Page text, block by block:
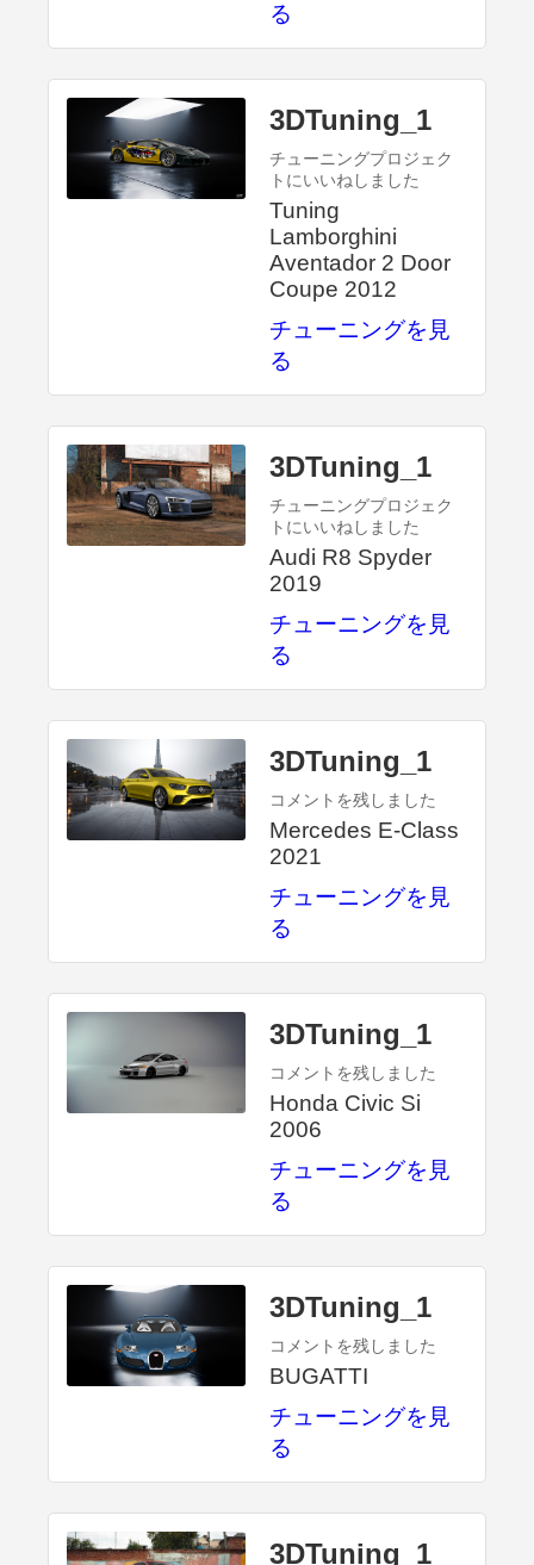
る
3DTuning_1
チューニングプロジェク
トにいいねしました
Tuning
Lamborghini
Aventador 2 Door
Coupe 2012
チューニングを見
る
3DTuning_1
チューニングプロジェク
トにいいねしました
Audi R8 Spyder
2019
チューニングを見
る
3DTuning_1
コメントを残しました
Mercedes E-Class
2021
チューニングを見
る
3DTuning_1
コメントを残しました
Honda Civic Si
2006
チューニングを見
る
3DTuning_1
コメントを残しました
BUGATTI
チューニングを見
る
3DTuning_1